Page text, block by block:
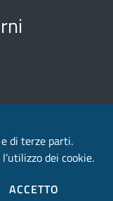
legali e
di terze parti.
dei cookie.
ACCETTO